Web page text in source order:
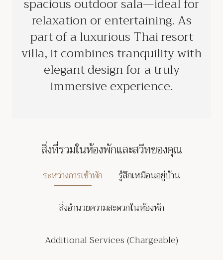
relaxation or entertaining. As
part of a luxurious Thai resort
villa, it combines tranquility with
elegant design for a truly
immersive experience.
สิ่งที่รวมในห้องพักและสวีทของคุณ
ระหว่างการเข้าพัก รู้สึกเหมือนอยู่บ้าน
สิ่งอำนวยความสะดวกในห้องพัก
Additional Services (Chargeable)